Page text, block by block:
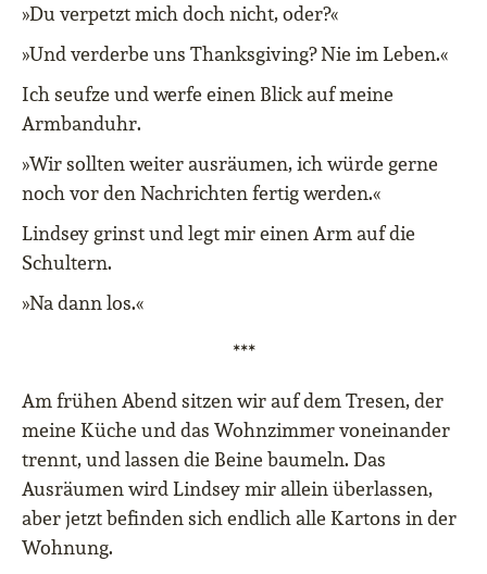
»Du verpetzt mich doch nicht, oder?«
»Und verderbe uns Thanksgiving? Nie im Leben.«
Ich seufze und werfe einen Blick auf meine
Armbanduhr.
»Wir sollten weiter ausräumen, ich würde gerne
noch vor den Nachrichten fertig werden.«
Lindsey grinst und legt mir einen Arm auf die
Schultern.
»Na dann los.«
***
Am frühen Abend sitzen wir auf dem Tresen, der
meine Küche und das Wohnzimmer voneinander
trennt, und lassen die Beine baumeln. Das
Ausräumen wird Lindsey mir allein überlassen,
aber jetzt befinden sich endlich alle Kartons in der
Wohnung.